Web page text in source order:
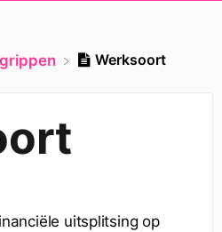
Werksoort
uitsplitsing op